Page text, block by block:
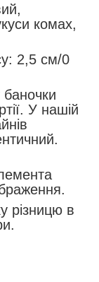
комах,
2,5 см/0
У нашій
різницю в